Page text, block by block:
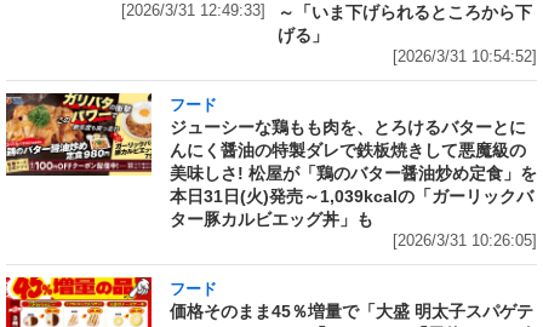
[2026/3/31 12:49:33]
～「いま下げられるところから下
げる」
[2026/3/31 10:54:52]
フード
ジューシーな鶏もも肉を、とろけるバターとに
んにく醤油の特製ダレで鉄板焼きして悪魔級の
美味しさ! 松屋が「鶏のバター醤油炒め定食」を
本日31日(火)発売～1,039kcalの「ガーリックバ
ター豚カルビエッグ丼」も
[2026/3/31 10:26:05]
フード
価格そのまま45％増量で「大盛 明太子スパゲテ